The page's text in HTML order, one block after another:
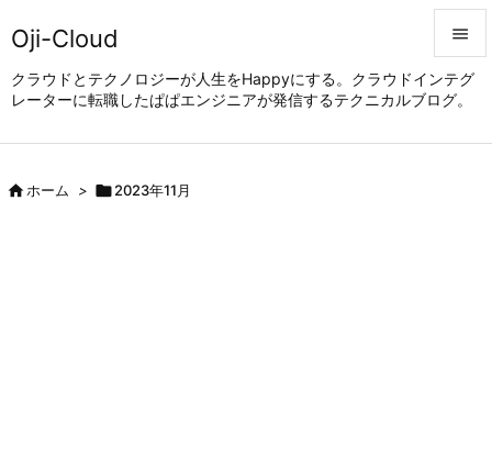
Oji-Cloud
クラウドとテクノロジーが人生をHappyにする。クラウドインテグ
レーターに転職したぱぱエンジニアが発信するテクニカルブログ。


メニュ
ホーム > 2023年11月